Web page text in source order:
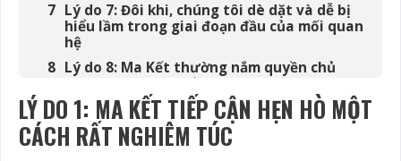
Lý do 7: Đôi khi, chúng tôi dè dặt và dễ bị
hiểu lầm trong giai đoạn đầu của mối quan
hệ
Lý do 8: Ma Kết thường nắm quyền chủ
động trong các mối quan hệ
Lý do 9: Chúng tôi thường áp đặt quan điểm
lên đối phương
Kết luận: Thách thức và phần thưởng khi
LÝ DO 1: MA KẾT TIẾP CẬN HẸN HÒ MỘT
CÁCH RẤT NGHIÊM TÚC